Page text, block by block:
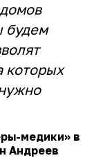
будем
которых
медики» в
Андреев